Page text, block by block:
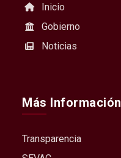
Inicio
Gobierno
Noticias
Más Información
Transparencia